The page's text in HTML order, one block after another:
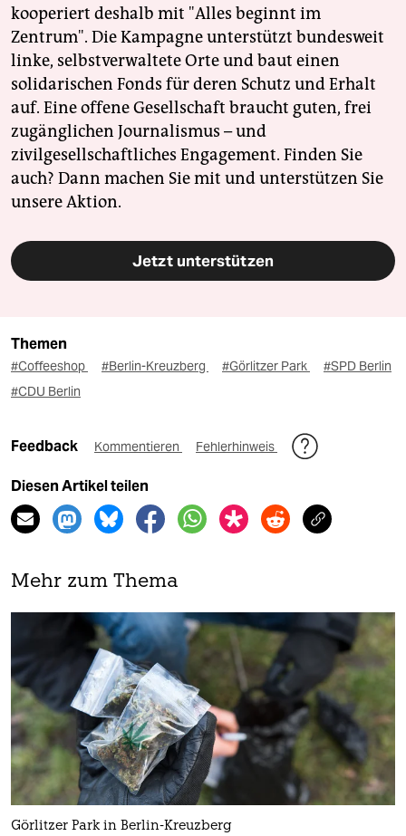
kooperiert deshalb mit "Alles beginnt im
Zentrum". Die Kampagne unterstützt bundesweit
linke, selbstverwaltete Orte und baut einen
solidarischen Fonds für deren Schutz und Erhalt
auf. Eine offene Gesellschaft braucht guten, frei
zugänglichen Journalismus – und
zivilgesellschaftliches Engagement. Finden Sie
auch? Dann machen Sie mit und unterstützen Sie
unsere Aktion.
Jetzt unterstützen
Themen
#Coffeeshop #Berlin-Kreuzberg #Görlitzer Park
#SPD Berlin
#CDU Berlin
Feedback Kommentieren Fehlerhinweis
Diesen Artikel teilen
Mehr zum Thema
Görlitzer Park in Berlin-Kreuzberg